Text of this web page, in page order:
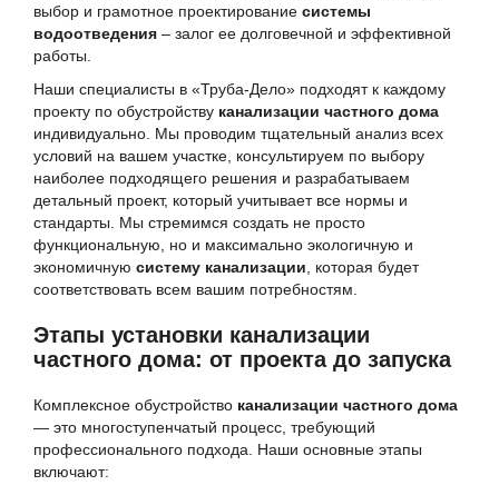
выбор и грамотное проектирование системы
водоотведения – залог ее долговечной и эффективной
работы.
Наши специалисты в «Труба-Дело» подходят к каждому
проекту по обустройству канализации частного дома
индивидуально. Мы проводим тщательный анализ всех
условий на вашем участке, консультируем по выбору
наиболее подходящего решения и разрабатываем
детальный проект, который учитывает все нормы и
стандарты. Мы стремимся создать не просто
функциональную, но и максимально экологичную и
экономичную систему канализации , которая будет
соответствовать всем вашим потребностям.
Этапы установки канализации
частного дома: от проекта до запуска
Комплексное обустройство канализации частного дома
— это многоступенчатый процесс, требующий
профессионального подхода. Наши основные этапы
включают: